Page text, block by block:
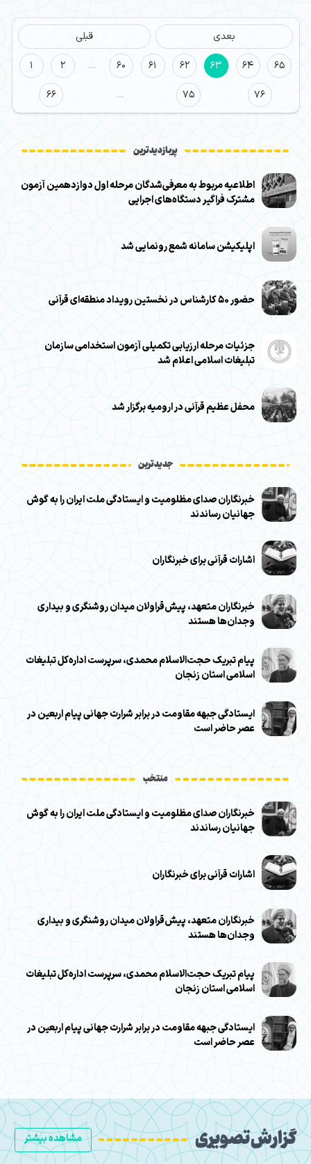
قبلی
بعدی
1
2 … 60 61 62 63 64
65
66
… 75 76
پربازدیدترین
اطلاعیه مربوط به معرفی‌شدگان مرحله اول دوازدهمین آزمون
مشترک فراگیر دستگاه‌های اجرایی
اپلیکیشن سامانه شمع رونمایی شد
حضور ۵۰ کارشناس در نخستین رویداد منطقه‌ای قرآنی
جزئیات مرحله ارزیابی تکمیلی آزمون استخدامی سازمان
تبلیغات اسلامی اعلام شد
محفل عظیم قرآنی در ارومیه برگزار شد
جدیدترین
خبرنگاران صدای مظلومیت و ایستادگی ملت ایران را به گوش
جهانیان رساندند
اشارات قرآنی برای خبرنگاران
خبرنگاران متعهد، پیش‌قراولان میدان روشنگری و بیداری
وجدان‌ها هستند
پیام تبریک حجت‌الاسلام محمدی، سرپرست اداره‌کل تبلیغات
اسلامی استان زنجان
ایستادگی جبهه مقاومت در برابر شرارت جهانی پیام اربعین در
عصر حاضر است
منتخب
خبرنگاران صدای مظلومیت و ایستادگی ملت ایران را به گوش
جهانیان رساندند
اشارات قرآنی برای خبرنگاران
خبرنگاران متعهد، پیش‌قراولان میدان روشنگری و بیداری
وجدان‌ها هستند
پیام تبریک حجت‌الاسلام محمدی، سرپرست اداره‌کل تبلیغات
اسلامی استان زنجان
ایستادگی جبهه مقاومت در برابر شرارت جهانی پیام اربعین در
عصر حاضر است
مشاهده بیشتر گزارش تصویری